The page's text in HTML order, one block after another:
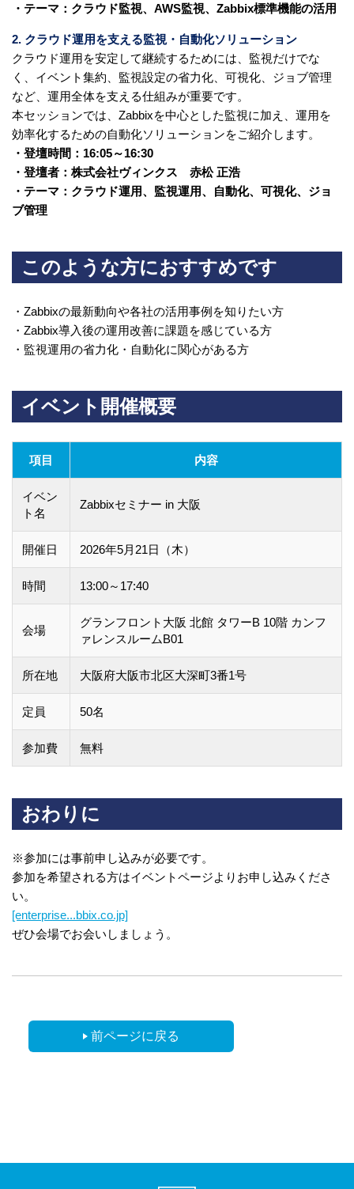
・テーマ：クラウド監視、AWS監視、Zabbix標準機能の活用
2. クラウド運用を支える監視・自動化ソリューション
クラウド運用を安定して継続するためには、監視だけでな
く、イベント集約、監視設定の省力化、可視化、ジョブ管理
など、運用全体を支える仕組みが重要です。
本セッションでは、Zabbixを中心とした監視に加え、運用を
効率化するための自動化ソリューションをご紹介します。
・登壇時間：16:05～16:30
・登壇者：株式会社ヴィンクス 赤松 正浩
・テーマ：クラウド運用、監視運用、自動化、可視化、ジョ
ブ管理
このような方におすすめです
・Zabbixの最新動向や各社の活用事例を知りたい方
・Zabbix導入後の運用改善に課題を感じている方
・監視運用の省力化・自動化に関心がある方
イベント開催概要
項目 内容
イベン
ト名
Zabbixセミナー in 大阪
開催日 2026年5月21日（木）
時間 13:00～17:40
会場
グランフロント大阪 北館 タワーB 10階 カンフ
ァレンスルームB01
所在地 大阪府大阪市北区大深町3番1号
定員 50名
参加費 無料
おわりに
※参加には事前申し込みが必要です。
参加を希望される方はイベントページよりお申し込みくださ
い。
[enterprise...bbix.co.jp]
ぜひ会場でお会いしましょう。
前ページに戻る